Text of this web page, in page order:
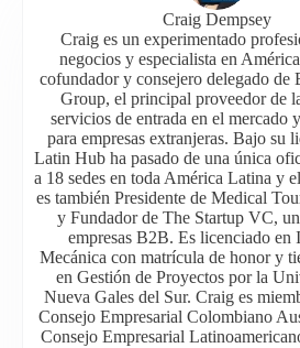
Craig Dempsey
Craig es un experimentado
negocios y especialista en
cofundador y consejero delegado
Group, el principal proveedor de
servicios de entrada en el mercado
para empresas extranjeras. Bajo su
Latin Hub ha pasado de una única
a 18 sedes en toda América Latina y
es también Presidente de Medical
y Fundador de The Startup VC,
empresas B2B. Es licenciado en
Mecánica con matrícula de honor y
en Gestión de Proyectos por la
Nueva Gales del Sur. Craig es
Consejo Empresarial Colombiano
Consejo Empresarial